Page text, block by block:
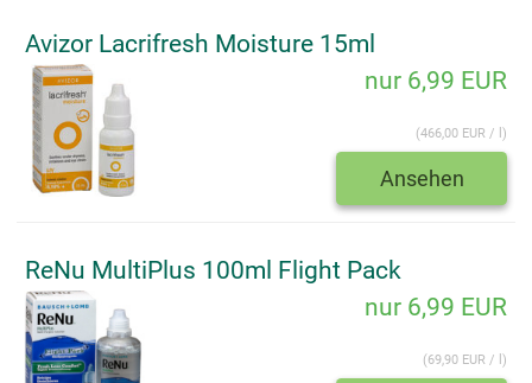
Avizor Lacrifresh Moisture 15ml
nur 6,99 EUR
(466,00 EUR / l)
Ansehen
ReNu MultiPlus 100ml Flight Pack
nur 6,99 EUR
(69,90 EUR / l)